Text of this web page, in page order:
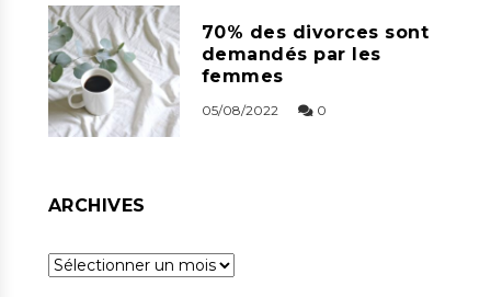
70% des divorces sont
demandés par les
femmes
05/08/2022 0
ARCHIVES
Archives